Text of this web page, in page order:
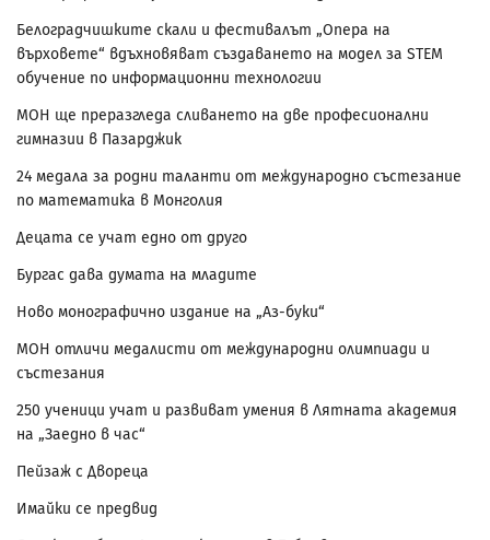
Белоградчишките скали и фестивалът „Опера на
върховете“ вдъхновяват създаването на модел за STEM
обучение по информационни технологии
МОН ще преразгледа сливането на две професионални
гимназии в Пазарджик
24 медала за родни таланти от международно състезание
по математика в Монголия
Децата се учат едно от друго
Бургас дава думата на младите
Ново монографично издание на „Аз-буки“
МОН отличи медалисти от международни олимпиади и
състезания
250 ученици учат и развиват умения в Лятната академия
на „Заедно в час“
Пейзаж с Двореца
Имайки се предвид